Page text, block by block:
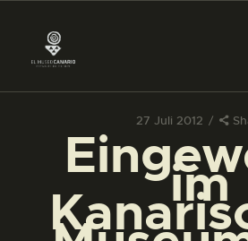
27 Juli 2012
im
DAS MUSEUM